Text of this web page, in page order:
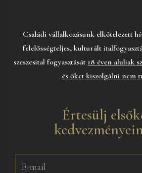
Családi vállalkozásunk elkötelezett
felelősségteljes, kulturált
szeszesital fogyasztását 18 éven aluliak
és őket kiszolgálni nem
Értesülj